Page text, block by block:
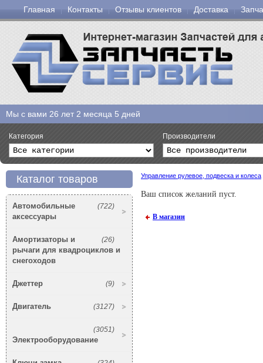
Главная Контакты Отзывы клиентов Доставка
Мы с вами 26 лет 2 месяца 5 дней
Категория Производители
Каталог товаров
(722)
Автомобильные
аксессуары
(26)
Амортизаторы и
рычаги для квадроциклов и
снегоходов
(9)
Джеттер
(3127)
Двигатель
(3051)
Электрооборудование
Управление рулевое, подвеска и колеса
Ваш список желаний пуст.
В магазин